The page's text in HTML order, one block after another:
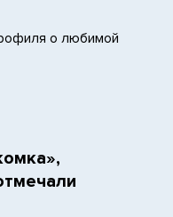
о любимой